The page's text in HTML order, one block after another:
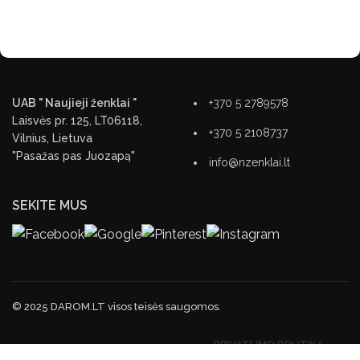
UAB " Naujieji ženklai "
Laisvės pr. 125, LT06118,
Vilnius, Lietuva
"Pasažas pas Juozapą"
+370 5 2789578
+370 5 2108737
info@nzenklai.lt
SEKITE MUS
© 2025 DAROM.LT visos teisės saugomos.
PRIVATUMO POLITIKA